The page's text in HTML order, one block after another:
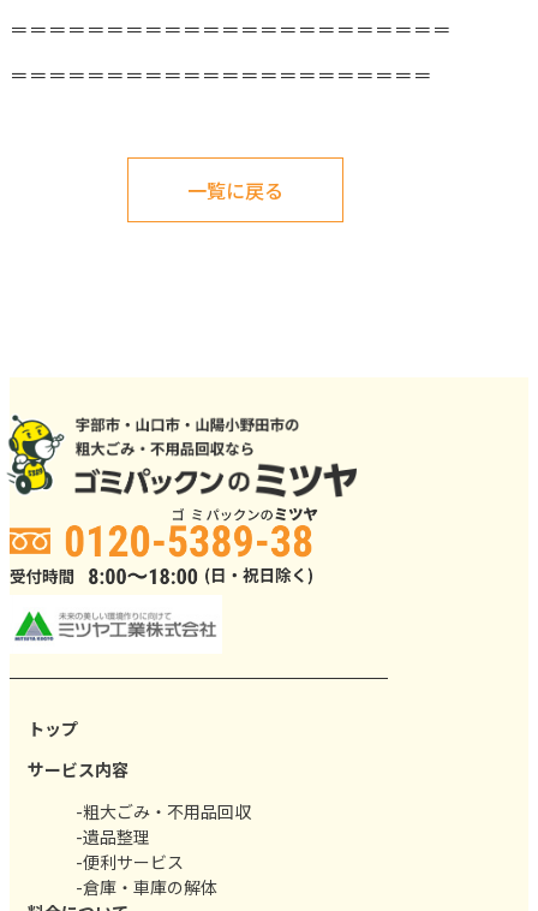
＝＝＝＝＝＝＝＝＝＝＝＝＝＝＝＝＝＝＝＝＝＝＝
＝＝＝＝＝＝＝＝＝＝＝＝＝＝＝＝＝＝＝＝＝＝
一覧に戻る
トップ
サービス内容
-粗大ごみ・不用品回収
-遺品整理
-便利サービス
-倉庫・車庫の解体